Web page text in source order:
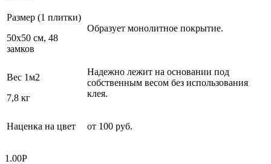
Размер (1 плитки)
50х50 см, 48
замков
Образует монолитное покрытие.
Вес 1м2
7,8 кг
Надежно лежит на основании под
собственным весом без использования
клея.
Наценка на цвет от 100 руб.
1.00Р